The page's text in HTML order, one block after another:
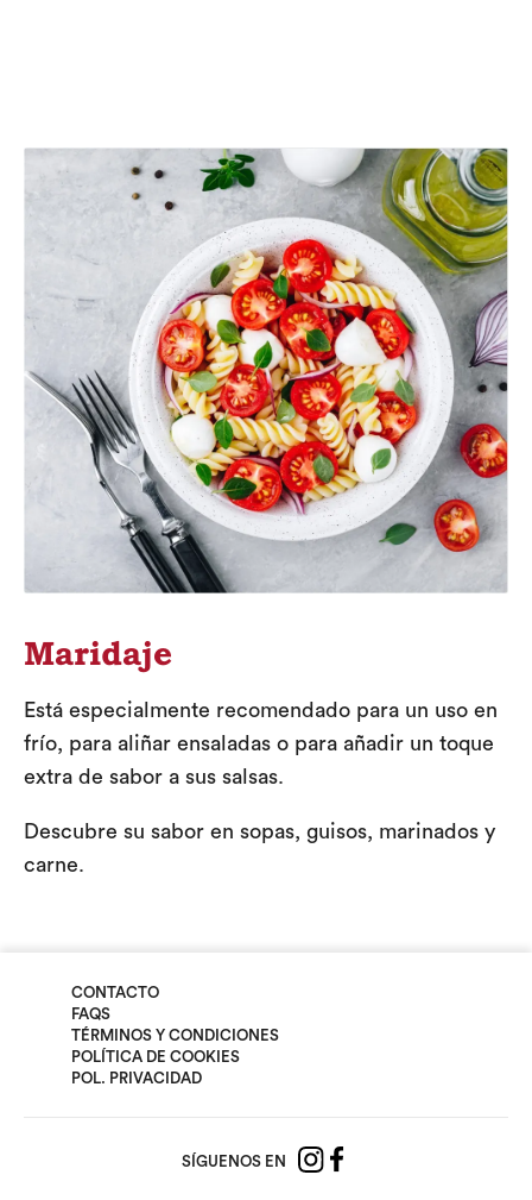
Maridaje
Está especialmente recomendado para un uso en
frío, para aliñar ensaladas o para añadir un toque
extra de sabor a sus salsas.
Descubre su sabor en sopas, guisos, marinados y
carne.
CONTACTO
FAQS
TÉRMINOS Y CONDICIONES
POLÍTICA DE COOKIES
POL. PRIVACIDAD
SÍGUENOS EN